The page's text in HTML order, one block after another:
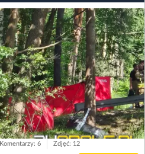
Komentarzy: 6 Zdjęć: 12